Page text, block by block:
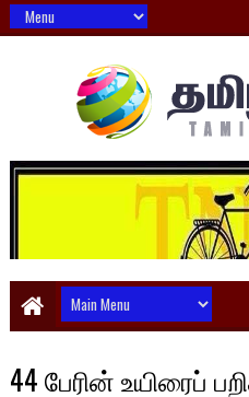
44 பேரின் உயிரைப்